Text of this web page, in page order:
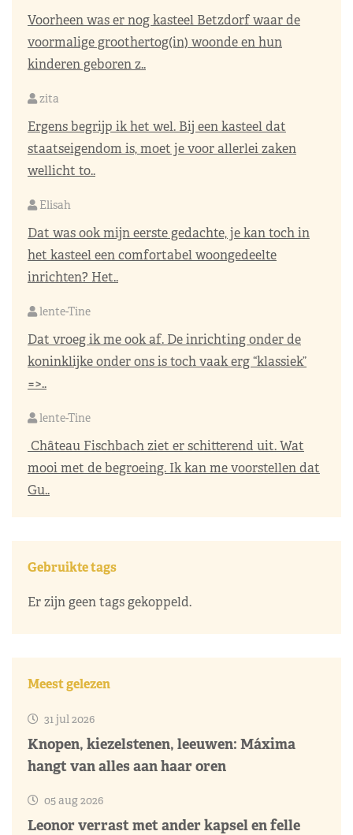
Voorheen was er nog kasteel Betzdorf waar de
voormalige groothertog(in) woonde en hun
kinderen geboren z..
zita
Ergens begrijp ik het wel. Bij een kasteel dat
staatseigendom is, moet je voor allerlei zaken
wellicht to..
Elisah
Dat was ook mijn eerste gedachte, je kan toch in
het kasteel een comfortabel woongedeelte
inrichten? Het..
lente-Tine
Dat vroeg ik me ook af. De inrichting onder de
koninklijke onder ons is toch vaak erg “klassiek”
=>..
lente-Tine
Château Fischbach ziet er schitterend uit. Wat
mooi met de begroeing. Ik kan me voorstellen dat
Gu..
Gebruikte tags
Er zijn geen tags gekoppeld.
Meest gelezen
31 jul 2026
Knopen, kiezelstenen, leeuwen: Máxima
hangt van alles aan haar oren
05 aug 2026
Leonor verrast met ander kapsel en felle